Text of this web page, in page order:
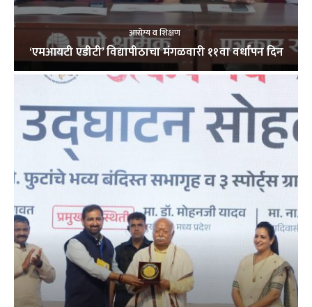
आरोग्य व शिक्षण
‘एमआयटी एडीटी’ विद्यापीठाचा मंगळवारी ११वा वर्धापन दिन